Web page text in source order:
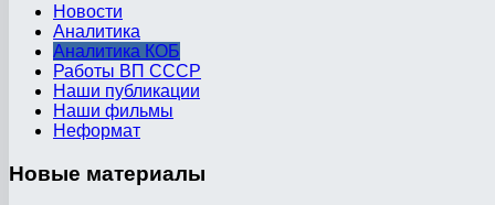
Новости
Аналитика
Аналитика КОБ
Работы ВП СССР
Наши публикации
Наши фильмы
Неформат
Новые материалы